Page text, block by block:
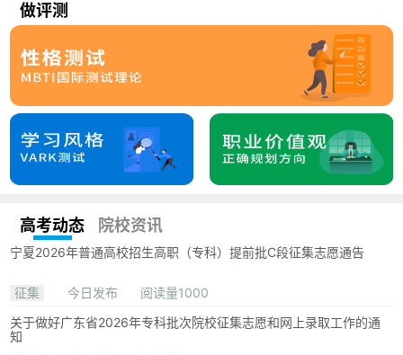
做评测
高考动态 院校资讯
宁夏2026年普通高校招生高职（专科）提前批C段征集志愿通告
征集 今日发布
阅读量1000
关于做好广东省2026年专科批次院校征集志愿和网上录取工作的通
知